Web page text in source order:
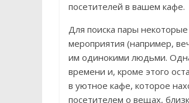
посетителей в вашем кафе.
Для поиска пары
мероприятия (например,
им одинокими людьми.
времени и, кроме этого
в уютное кафе, которое
посетителем о вещах,